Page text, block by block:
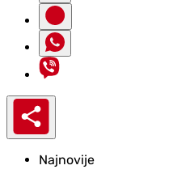
Najnovije